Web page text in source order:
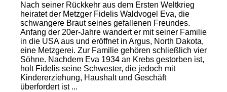
Nach seiner Rückkehr aus dem Ersten Weltkrieg
heiratet der Metzger Fidelis Waldvogel Eva, die
schwangere Braut seines gefallenen Freundes.
Anfang der 20er-Jahre wandert er mit seiner Familie
in die USA aus und eröffnet in Argus, North Dakota,
eine Metzgerei. Zur Familie gehören schließlich vier
Söhne. Nachdem Eva 1934 an Krebs gestorben ist,
holt Fidelis seine Schwester, die jedoch mit
Kindererziehung, Haushalt und Geschäft
überfordert ist ...